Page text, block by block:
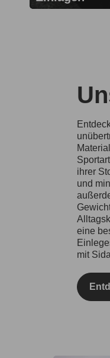
ihrer
und
eine
mit